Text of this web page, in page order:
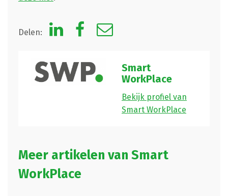
Delen:
Smart
WorkPlace
Bekijk profiel van
Smart WorkPlace
Meer artikelen van Smart
WorkPlace